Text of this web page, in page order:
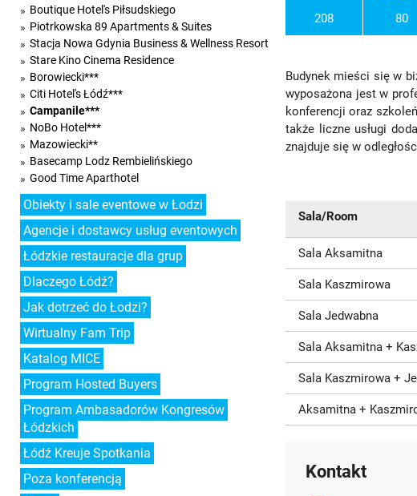
Boutique Hotel's Piłsudskiego
Piotrkowska 89 Apartments & Suites
Stacja Nowa Gdynia Business & Wellness Resort
Stare Kino Cinema Residence
Borowiecki***
Citi Hotel's Łódź***
Campanile***
NoBo Hotel***
Mazowiecki**
Basecamp Lodz Rembielińskiego
Good Time Aparthotel
Obiekty i sale eventowe w Łodzi
Agencje i dostawcy usług eventowych
Łódzkie restauracje dla grup
Dlaczego Łódź?
Jak dotrzeć do Łodzi?
Wirtualny Fam Trip
Katalog MICE
Program Hosted Buyers
Program Ambasadorów Kongresów
Łódzkich
Łódź Kreuje Spotkania
Poza konferencją
208 80
Budynek mieści się w
wyposażona jest w
konferencji oraz
także liczne usługi
znajduje się w
Sala/Room
Sala Aksamitna
Sala Kaszmirowa
Sala Jedwabna
Sala Aksamitna +
Sala Kaszmirowa +
Aksamitna +
Kontakt